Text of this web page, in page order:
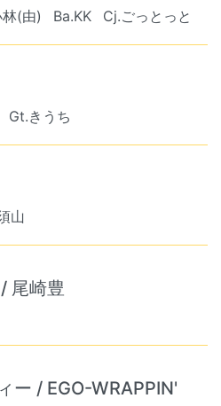
(由) Ba.KK Cj.ごっとっと
Gt.きうち
山
尾崎豊
ー / EGO-WRAPPIN'